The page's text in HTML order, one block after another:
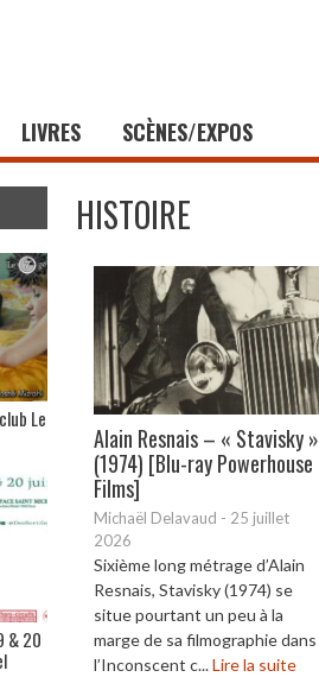
LIVRES SCÈNES/EXPOS
HISTOIRE
Alain Resnais – « Stavisky »
(1974) [Blu-ray Powerhouse
Films]
Michaël Delavaud - 25 juillet
2026
Sixième long métrage d’Alain
Resnais, Stavisky (1974) se
situe pourtant un peu à la
marge de sa filmographie dans
l’Inconscent c...Lire la suite
Le
& 20